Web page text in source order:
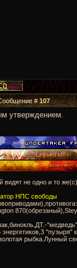
#107
утверждением.
не одно и то
НПС свободы
"медведь"
"пузыря"
рыбка.Лунный